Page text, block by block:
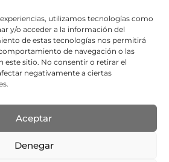
utilizamos tecnologías como
y/o acceder a la información del
de estas tecnologías nos permitirá
de navegación o las
este sitio. No consentir o retirar el
negativamente a ciertas
Aceptar
Denegar
de privacidad
de cookies (UE)
envíos y devoluciones